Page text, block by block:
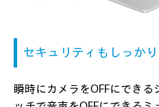
セキュリティもしっかり
瞬時にカメラをOFFにできる